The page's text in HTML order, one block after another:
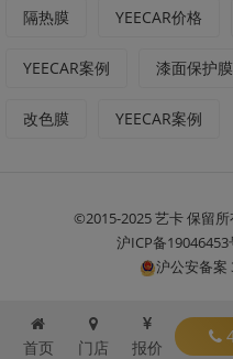
隔热膜 YEECAR价格
YEECAR案例 漆面保护膜
改色膜 YEECAR案例
©2015-2025 艺卡 保留所
沪ICP备19046453
沪公安备案
首页 门店 报价